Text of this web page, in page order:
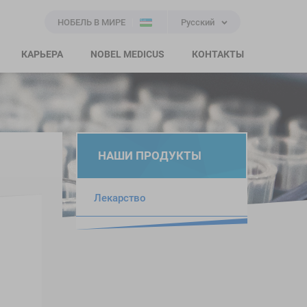
НОБЕЛЬ В МИРЕ Русский
КАРЬЕРА NOBEL MEDICUS КОНТАКТЫ
НАШИ ПРОДУКТЫ
Лекарство